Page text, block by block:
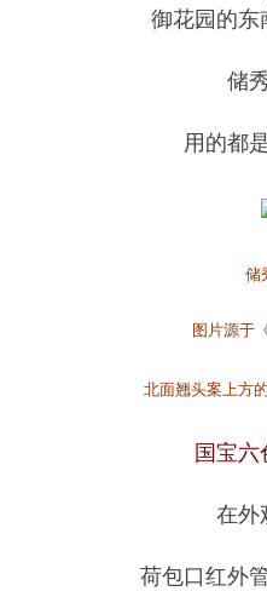
御花园的东
储
用的都
储
图片源于
北面翘头案上方
国宝六
在外
荷包口红外